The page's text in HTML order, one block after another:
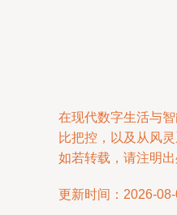
在现代数字生活与
比把控，以及从风
如若转载，请注明
更新时间：2026-